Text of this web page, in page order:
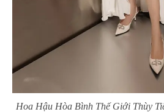
Hoa Hậu Hòa Bình Thế Giới Thùy